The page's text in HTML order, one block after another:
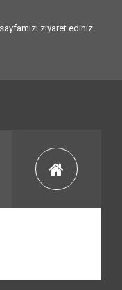
artırmak için var gücümüzle